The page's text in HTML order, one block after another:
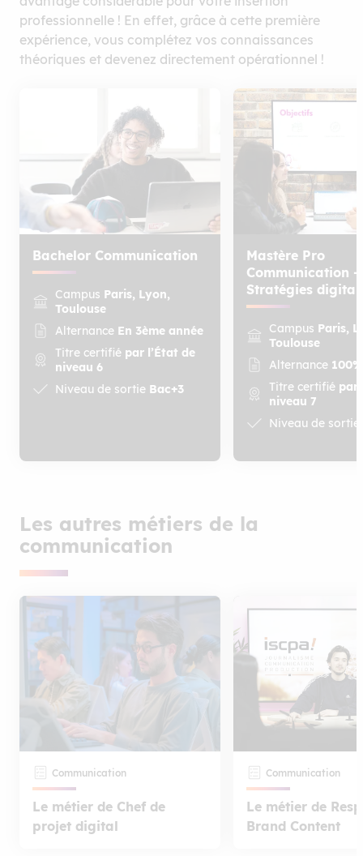
professionnelle ! En effet, grâce à cette première
expérience, vous complétez vos connaissances
théoriques et devenez directement opérationnel !
Bachelor Communication
Campus Paris, Lyon,
Toulouse
Alternance En 3ème année
Titre certifié par l’État de
niveau 6
Niveau de sortie Bac+3
Mastère Pro
Communication –
Stratégies
Campus Paris,
Toulouse
Alternance 100%
Titre certifié par
niveau 7
Niveau de sortie
Les autres métiers de la
communication
Communication
Le métier de Chef de
projet digital
Communication
Le métier de
Brand Content